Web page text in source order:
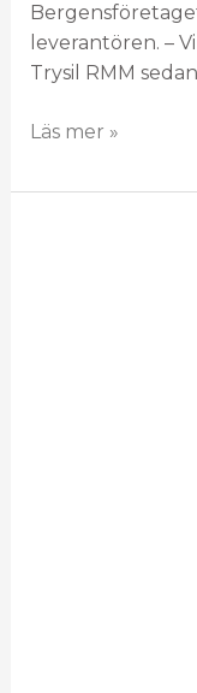
leverantören. –
Trysil RMM
Läs mer »